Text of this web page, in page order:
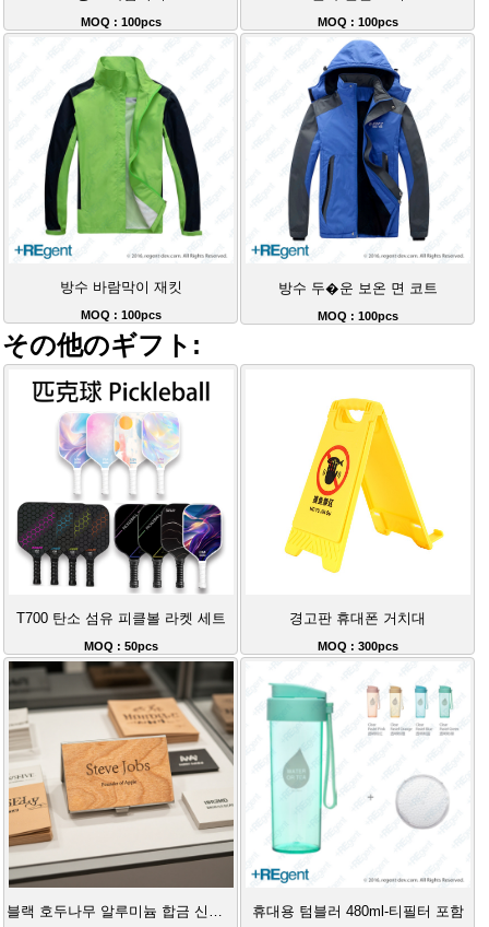
MOQ : 100pcs MOQ : 100pcs
방수 바람막이 재킷
MOQ : 100pcs
방수 두�운 보온 면 코트
MOQ : 100pcs
その他のギフト:
T700 탄소 섬유 피클볼 라켓 세트
MOQ : 50pcs
경고판 휴대폰 거치대
MOQ : 300pcs
블랙 호두나무 알루미늄 합금 신용카드 케이스 명함 케이스 비즈니스 카드 홀더 휴대용 텀블러 480ml-티필터 포함